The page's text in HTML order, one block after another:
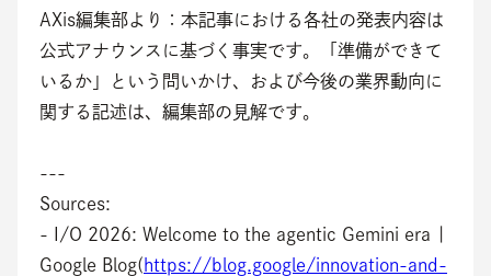
AXis編集部より：本記事における各社の発表内容は
公式アナウンスに基づく事実です。「準備ができて
いるか」という問いかけ、および今後の業界動向に
関する記述は、編集部の見解です。
---
Sources:
- I/O 2026: Welcome to the agentic Gemini era |
Google Blog( https://blog.google/innovation-and-